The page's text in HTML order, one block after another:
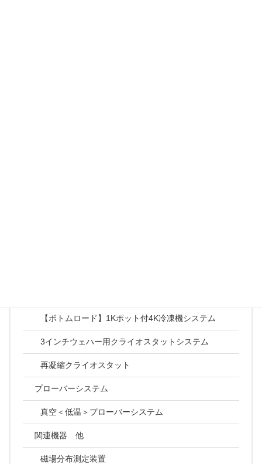
【ボトムロード】1Kポット付4K冷凍機システム
3インチウェハー用クライオスタットシステム
再凝縮クライオスタット
プローバーシステム
真空＜低温＞プローバーシステム
関連機器 他
磁場分布測定装置